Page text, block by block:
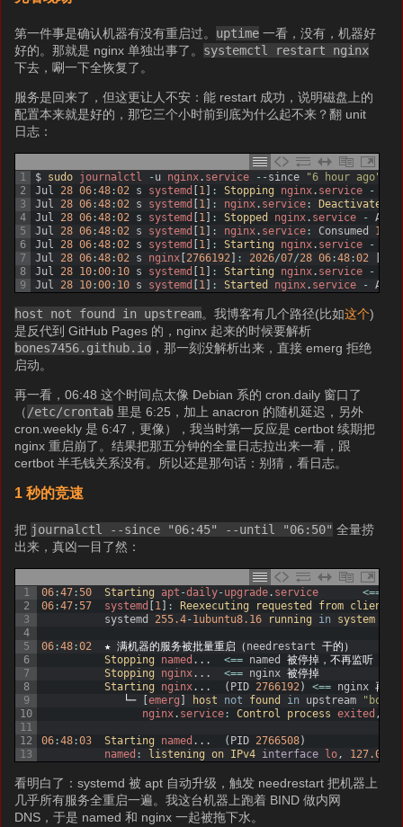
第一件事是确认机器有没有重启过。 uptime 一看，没有，机器好
好的。那就是 nginx 单独出事了。 systemctl restart nginx
下去，唰一下全恢复了。
服务是回来了，但这更让人不安：能 restart 成功，说明磁盘上的
配置本来就是好的，那它三个小时前到底为什么起不来？翻 unit
日志：
1
2
3
4
5
6
7
8
9
$ sudo journalctl - u nginx. service -- since "6 hour ago"
Jul
28 06:48:02 s systemd [1 ] : Stopping nginx. service -
Jul
28 06 :48 :02 s systemd [1 ] : nginx. service : Deactivated
Jul
28 06:48:02 s systemd [1 ] : Stopped nginx. service - A
Jul
28 06 :48 :02 s systemd [1 ] : nginx. service : Consumed
Jul
28 06:48:02 s systemd [1 ] : Starting nginx. service -
Jul
28 06 :48 :02 s nginx [2766192 ] : 2026/07/28 06 :48 :02 [
Jul
28 10:00: 10 s systemd [1 ] : Starting nginx. service -
Jul
28 10 :00 : 10 s systemd [1 ] : Started nginx. service - A
host not found in upstream。我博客有几个路径(比如这个)
是反代到 GitHub Pages 的，nginx 起来的时候要解析
bones7456.github.io ，那一刻没解析出来，直接 emerg 拒绝
启动。
再一看，06:48 这个时间点太像 Debian 系的 cron.daily 窗口了
（ /etc/crontab 里是 6:25，加上 anacron 的随机延迟，另外
cron.weekly 是 6:47，更像），我当时第一反应是 certbot 续期把
nginx 重启崩了。结果把那五分钟的全量日志拉出来一看，跟
certbot 半毛钱关系没有。所以还是那句话：别猜，看日志。
1 秒的竞速
把 journalctl --since "06:45" --until "06:50" 全量捞
出来，真凶一目了然：
1
2
3
4
5
6
7
8
9
10
11
12
13
06 :47 :50 Starting apt -daily- upgrade. service <==
06:47:57 systemd [1 ] : Reexecuting requested from client
systemd
255.4- 1ubuntu8.16 running in system
06 :48 :02 ★ 满机器的服务被批量重启（ needrestart 干的）
Stopping named . . . <== named 被停掉，不再监听
Stopping nginx. . . <== nginx 被停掉
Starting nginx. . . ( PID 2766192 ) <== nginx 再次
└─
[emerg ] host not found in upstream
nginx. service: Control process exited ,
06:48:03 Starting named . . . ( PID 2766508)
named : listening on IPv4 interface lo ,
看明白了：systemd 被 apt 自动升级，触发 needrestart 把机器上
几乎所有服务全重启一遍。我这台机器上跑着 BIND 做内网
DNS，于是 named 和 nginx 一起被拖下水。